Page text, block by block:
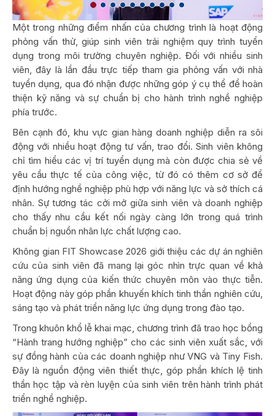
Một trong những điểm nhấn của chương trình là hoạt động
phỏng vấn thử, giúp sinh viên trải nghiệm quy trình tuyển
dụng trong môi trường chuyên nghiệp. Đối với nhiều sinh
viên, đây là lần đầu trực tiếp tham gia phỏng vấn với nhà
tuyển dụng, qua đó nhận được những góp ý cụ thể để hoàn
thiện kỹ năng và sự chuẩn bị cho hành trình nghề nghiệp
phía trước.
Bên cạnh đó, khu vực gian hàng doanh nghiệp diễn ra sôi
động với nhiều hoạt động tư vấn, trao đổi. Sinh viên không
chỉ tìm hiểu các vị trí tuyển dụng mà còn được chia sẻ về
yêu cầu thực tế của công việc, từ đó có thêm cơ sở để
định hướng nghề nghiệp phù hợp với năng lực và sở thích cá
nhân. Sự tương tác cởi mở giữa sinh viên và doanh nghiệp
cho thấy nhu cầu kết nối ngày càng lớn trong quá trình
chuẩn bị nguồn nhân lực chất lượng cao.
Không gian FIT Showcase 2026 giới thiệu các dự án nghiên
cứu của sinh viên đã mang lại góc nhìn trực quan về khả
năng ứng dụng của kiến thức chuyên môn vào thực tiễn.
Hoạt động này góp phần khuyến khích tinh thần nghiên cứu,
sáng tạo và phát triển năng lực ứng dụng trong đào tạo.
Trong khuôn khổ lễ khai mạc, chương trình đã trao học bổng
“Hành trang hướng nghiệp” cho các sinh viên xuất sắc, với
sự đồng hành của các doanh nghiệp như VNG và Tiny Fish.
Đây là nguồn động viên thiết thực, góp phần khích lệ tinh
thần học tập và rèn luyện của sinh viên trên hành trình phát
triển nghề nghiệp.